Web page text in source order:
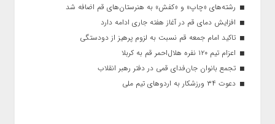
رشته‌های «چاپ» و «کفش» به هنرستان‌های قم اضافه شد
افزایش دمای قم در آغاز هفته جاری ادامه دارد
تاکید امام جمعه قم نسبت به لزوم پرهیز از دودستگی
اعزام تیم ۱۲۰ نفره هلال‌احمر قم به کربلا
تجمع بانوان جان‌فدای قمی در دفتر رهبر انقلاب
دعوت ۳۴ ورزشکار به اردوهای تیم ملی